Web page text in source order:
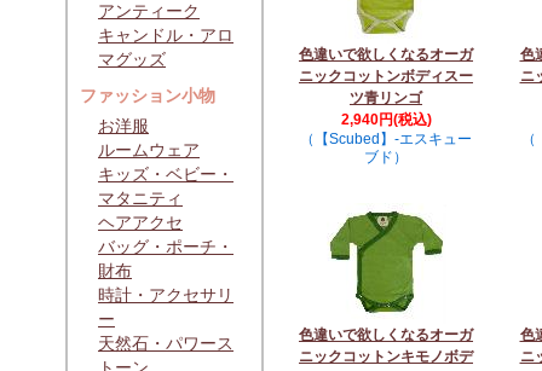
アンティーク
キャンドル・アロ
マグッズ
ファッション小物
お洋服
ルームウェア
キッズ・ベビー・
マタニティ
ヘアアクセ
バッグ・ポーチ・
財布
時計・アクセサリ
ー
天然石・パワース
色違いで欲しくなるオーガ
ニックコットンボディスー
ツ青リンゴ
2,940円(税込)
（【Scubed】-エスキュー
ブド）
色
ニ
色違いで欲しくなるオーガ
ニックコットンキモノボデ
色
ニ